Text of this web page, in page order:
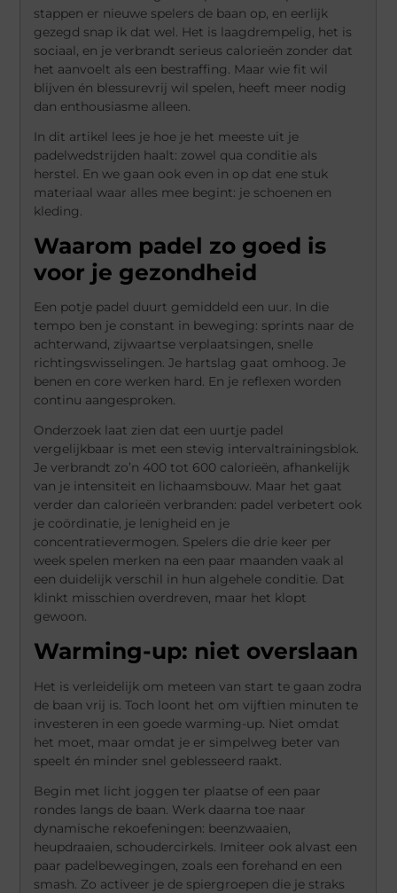
stappen er nieuwe spelers de baan op, en eerlijk
gezegd snap ik dat wel. Het is laagdrempelig, het is
sociaal, en je verbrandt serieus calorieën zonder dat
het aanvoelt als een bestraffing. Maar wie fit wil
blijven én blessurevrij wil spelen, heeft meer nodig
dan enthousiasme alleen.
In dit artikel lees je hoe je het meeste uit je
padelwedstrijden haalt: zowel qua conditie als
herstel. En we gaan ook even in op dat ene stuk
materiaal waar alles mee begint: je schoenen en
kleding.
Waarom padel zo goed is
voor je gezondheid
Een potje padel duurt gemiddeld een uur. In die
tempo ben je constant in beweging: sprints naar de
achterwand, zijwaartse verplaatsingen, snelle
richtingswisselingen. Je hartslag gaat omhoog. Je
benen en core werken hard. En je reflexen worden
continu aangesproken.
Onderzoek laat zien dat een uurtje padel
vergelijkbaar is met een stevig intervaltrainingsblok.
Je verbrandt zo’n 400 tot 600 calorieën, afhankelijk
van je intensiteit en lichaamsbouw. Maar het gaat
verder dan calorieën verbranden: padel verbetert ook
je coördinatie, je lenigheid en je
concentratievermogen. Spelers die drie keer per
week spelen merken na een paar maanden vaak al
een duidelijk verschil in hun algehele conditie. Dat
klinkt misschien overdreven, maar het klopt
gewoon.
Warming-up: niet overslaan
Het is verleidelijk om meteen van start te gaan zodra
de baan vrij is. Toch loont het om vijftien minuten te
investeren in een goede warming-up. Niet omdat
het moet, maar omdat je er simpelweg beter van
speelt én minder snel geblesseerd raakt.
Begin met licht joggen ter plaatse of een paar
rondes langs de baan. Werk daarna toe naar
dynamische rekoefeningen: beenzwaaien,
heupdraaien, schoudercirkels. Imiteer ook alvast een
paar padelbewegingen, zoals een forehand en een
smash. Zo activeer je de spiergroepen die je straks